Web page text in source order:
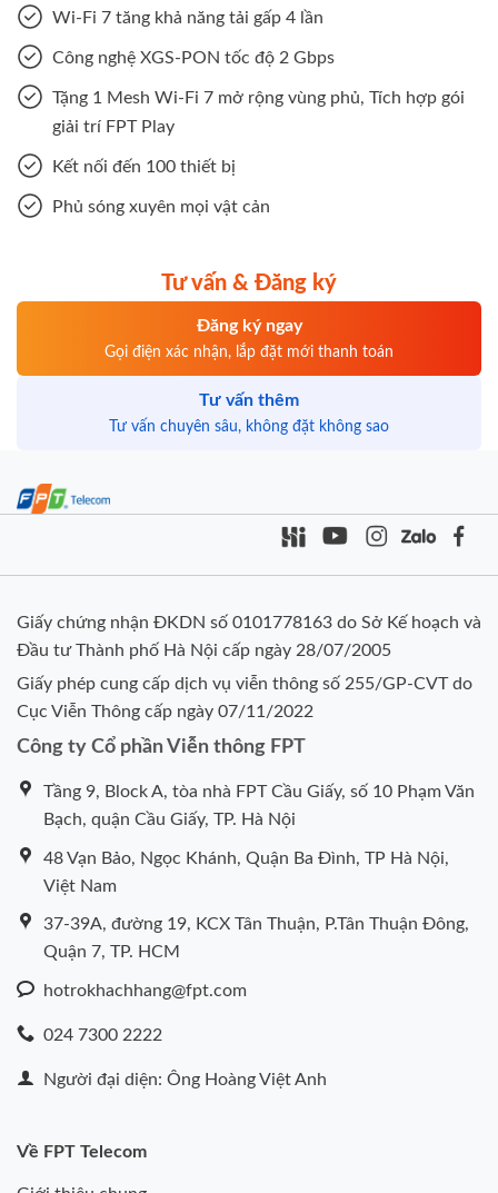
Wi-Fi 7 tăng khả năng tải gấp 4 lần
Công nghệ XGS-PON tốc độ 2 Gbps
Tặng 1 Mesh Wi-Fi 7 mở rộng vùng phủ, Tích hợp gói
giải trí FPT Play
Kết nối đến 100 thiết bị
Phủ sóng xuyên mọi vật cản
Tư vấn & Đăng ký
Đăng ký ngay
Gọi điện xác nhận, lắp đặt mới thanh toán
Tư vấn thêm
Tư vấn chuyên sâu, không đặt không sao
Giấy chứng nhận ĐKDN số 0101778163 do Sở Kế hoạch và
Đầu tư Thành phố Hà Nội cấp ngày 28/07/2005
Giấy phép cung cấp dịch vụ viễn thông số 255/GP-CVT do
Cục Viễn Thông cấp ngày 07/11/2022
Công ty Cổ phần Viễn thông FPT
Tầng 9, Block A, tòa nhà FPT Cầu Giấy, số 10 Phạm Văn
Bạch, quận Cầu Giấy, TP. Hà Nội
48 Vạn Bảo, Ngọc Khánh, Quận Ba Đình, TP Hà Nội,
Việt Nam
37-39A, đường 19, KCX Tân Thuận, P.Tân Thuận Đông,
Quận 7, TP. HCM
hotrokhachhang@fpt.com
024 7300 2222
Người đại diện: Ông Hoàng Việt Anh
Về FPT Telecom